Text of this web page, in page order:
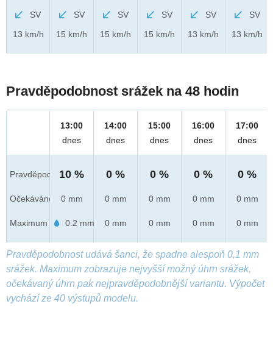
SV
13 km/h
SV
15 km/h
SV
15 km/h
SV
15 km/h
SV
13 km/h
SV
13 km/h
Pravděpodobnost srážek na 48 hodin
Pravděpod.
Očekáváno
Maximum
13:00
dnes
10 %
0 mm
0.2 mm
14:00
dnes
0 %
0 mm
0 mm
15:00
dnes
0 %
0 mm
0 mm
16:00
dnes
0 %
0 mm
0 mm
17:00
dnes
0 %
0 mm
0 mm
Pravděpodobnost udává šanci, že spadne alespoň 0,1 mm
srážek. Maximum zobrazuje nejvyšší možný úhrn srážek,
očekávaný úhrn pak nejpravděpodobnější variantu. Výpočet
vychází ze 40 výstupů modelu.